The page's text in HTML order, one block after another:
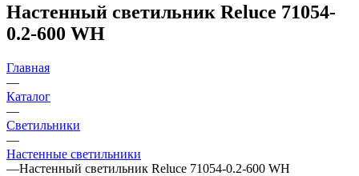
Настенный светильник Reluce 71054-
0.2-600 WH
Главная
—
Каталог
—
Светильники
—
Настенные светильники
—Настенный светильник Reluce 71054-0.2-600 WH